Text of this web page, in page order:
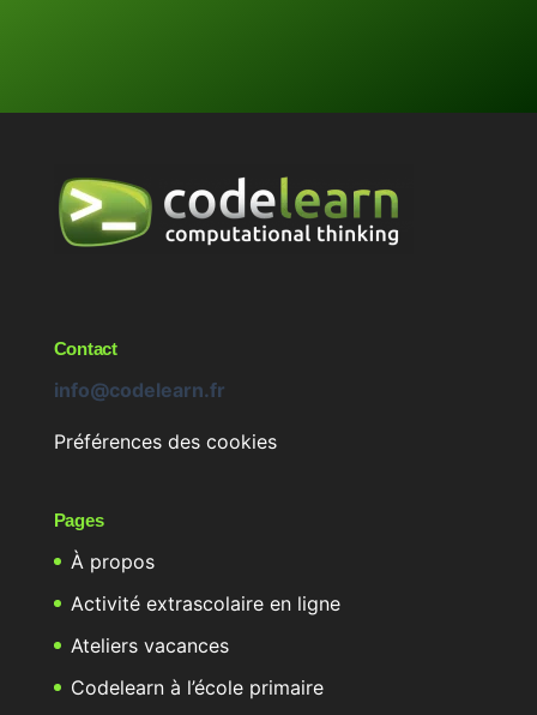
Contact
info@codelearn.fr
Préférences des cookies
Pages
À propos
Activité extrascolaire en ligne
Ateliers vacances
Codelearn à l’école primaire